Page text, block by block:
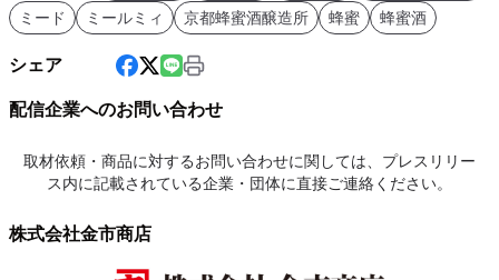
ミード
ミールミィ 京都蜂蜜酒醸造所 蜂蜜 蜂蜜酒
シェア
配信企業へのお問い合わせ
取材依頼・商品に対するお問い合わせに関しては、プレスリリー
ス内に記載されている企業・団体に直接ご連絡ください。
株式会社金市商店